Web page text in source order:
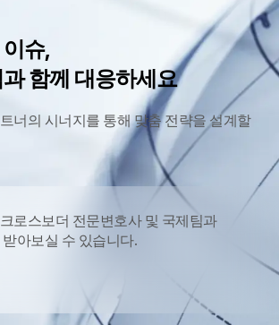
슈,
함께 대응하세요
너의 시너지를 통해 맞춤 전략을 설계할
로스보더 전문변호사 및 국제팀과
받아보실 수 있습니다.